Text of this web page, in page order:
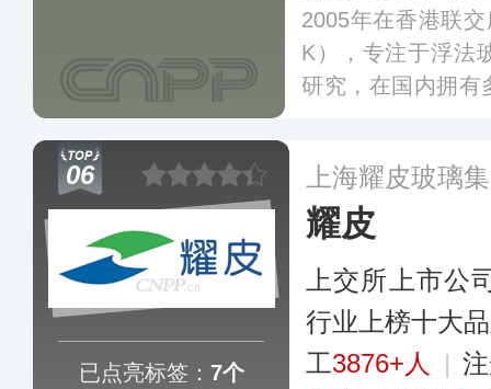
2005年在香港联
K），专注于浮法
研究，在国内拥有
品，销售网络遍
多
06
已点亮标签： 7个
上海耀皮玻璃
耀皮
上交所上市公
行业上榜十大
工3876+人 |